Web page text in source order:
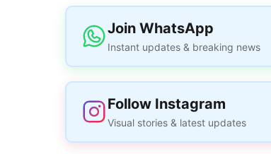
Join WhatsApp
Instant updates & breaking news
Follow Instagram
Visual stories & latest updates